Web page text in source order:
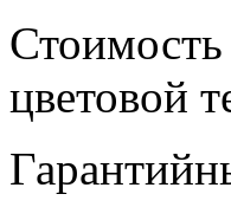
Стоимость
цветовой